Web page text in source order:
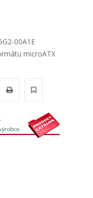
00A1E
microATX